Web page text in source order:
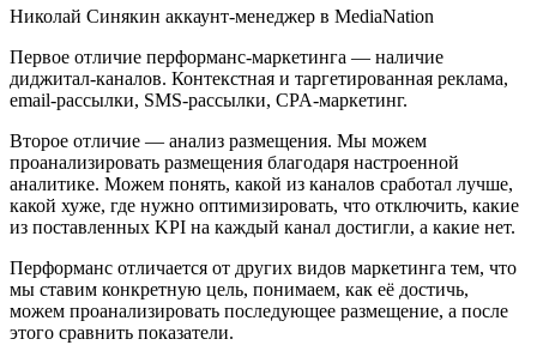
Николай Синякин аккаунт-менеджер в MediaNation
Первое отличие перформанс-маркетинга — наличие
диджитал-каналов. Контекстная и таргетированная реклама,
email-рассылки, SMS-рассылки, CPA-маркетинг.
Второе отличие — анализ размещения. Мы можем
проанализировать размещения благодаря настроенной
аналитике. Можем понять, какой из каналов сработал лучше,
какой хуже, где нужно оптимизировать, что отключить, какие
из поставленных KPI на каждый канал достигли, а какие нет.
Перформанс отличается от других видов маркетинга тем, что
мы ставим конкретную цель, понимаем, как её достичь,
можем проанализировать последующее размещение, а после
этого сравнить показатели.